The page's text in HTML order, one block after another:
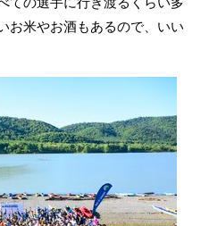
お米やお酒もあるので、いい